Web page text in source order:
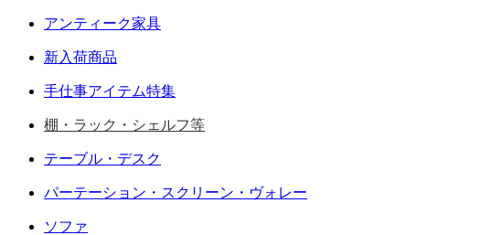
アンティーク家具
新入荷商品
手仕事アイテム特集
棚・ラック・シェルフ等
テーブル・デスク
パーテーション・スクリーン・ヴォレー
ソファ